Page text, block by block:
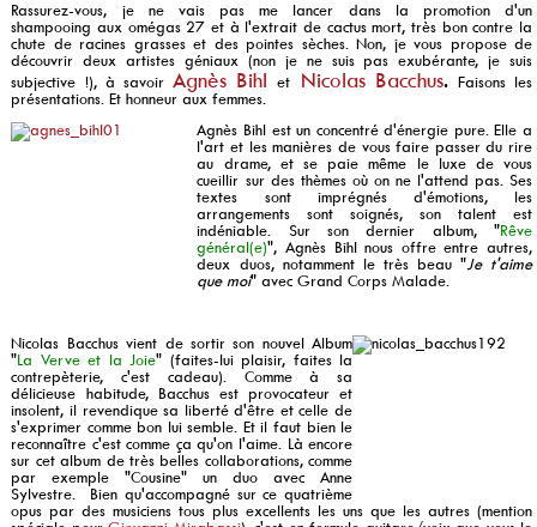
Rassurez-vous, je ne vais pas me lancer dans la promotion d'un
shampooing aux omégas 27 et à l'extrait de cactus mort, très bon contre la
chute de racines grasses et des pointes sèches. Non, je vous propose de
découvrir deux artistes géniaux (non je ne suis pas exubérante, je suis
subjective !), à savoirAgnès Bihl et Nicolas Bacchus. Faisons les
présentations. Et honneur aux femmes.
Agnès Bihl est un concentré d'énergie pure. Elle a
l'art et les manières de vous faire passer du rire
au drame, et se paie même le luxe de vous
cueillir sur des thèmes où on ne l'attend pas. Ses
textes sont imprégnés d'émotions, les
arrangements sont soignés, son talent est
indéniable. Sur son dernier album, "Rêve
général(e)", Agnès Bihl nous offre entre autres,
deux duos, notamment le très beau "Je t'aime
que moi" avec Grand Corps Malade.
Nicolas Bacchus vient de sortir son nouvel Album
"La Verve et la Joie" (faites-lui plaisir, faites la
contrepèterie, c'est cadeau). Comme à sa
délicieuse habitude, Bacchus est provocateur et
insolent, il revendique sa liberté d'être et celle de
s'exprimer comme bon lui semble. Et il faut bien le
reconnaître c'est comme ça qu'on l'aime. Là encore
sur cet album de très belles collaborations, comme
par exemple "Cousine" un duo avec Anne
Sylvestre. Bien qu'accompagné sur ce quatrième
opus par des musiciens tous plus excellents les uns que les autres (mention